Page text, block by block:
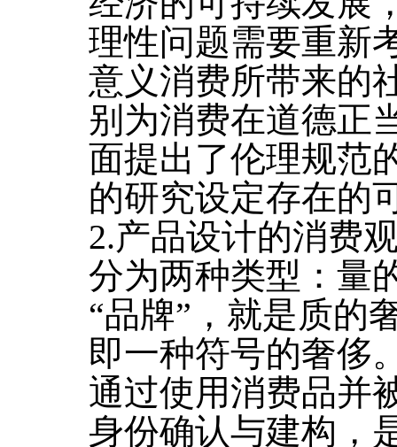
理性问题需要重新
意义消费所带来的
别为消费在道德正
面提出了伦理规范
的研究设定存在的
2.产品设计的消费
分为两种类型：量
“品牌”，就是质的
即一种符号的奢侈
通过使用消费品并
身份确认与建构，